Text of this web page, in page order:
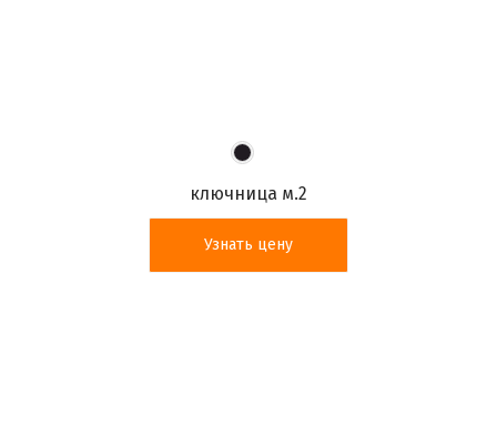
ключница м.2
Узнать цену